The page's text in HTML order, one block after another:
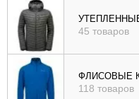
45 товаров
ФЛИСОВЫЕ
118 товаров